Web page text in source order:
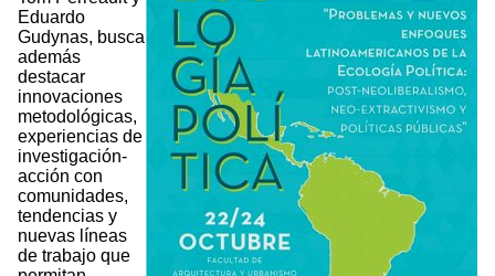
Eduardo
Gudynas, busca
además
destacar
innovaciones
metodológicas,
experiencias de
investigación-
acción con
comunidades,
tendencias y
nuevas líneas
de trabajo que